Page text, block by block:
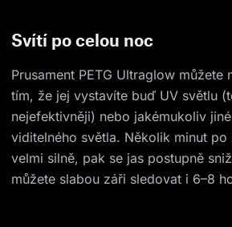
Svítí po celou noc
Prusament PETG Ultraglow můžete
tím, že jej vystavíte buď UV světlu
nejefektivněji) nebo jakémukoliv
viditelného světla. Několik minut
velmi silně, pak se jas postupně
můžete slabou záři sledovat i 6–8